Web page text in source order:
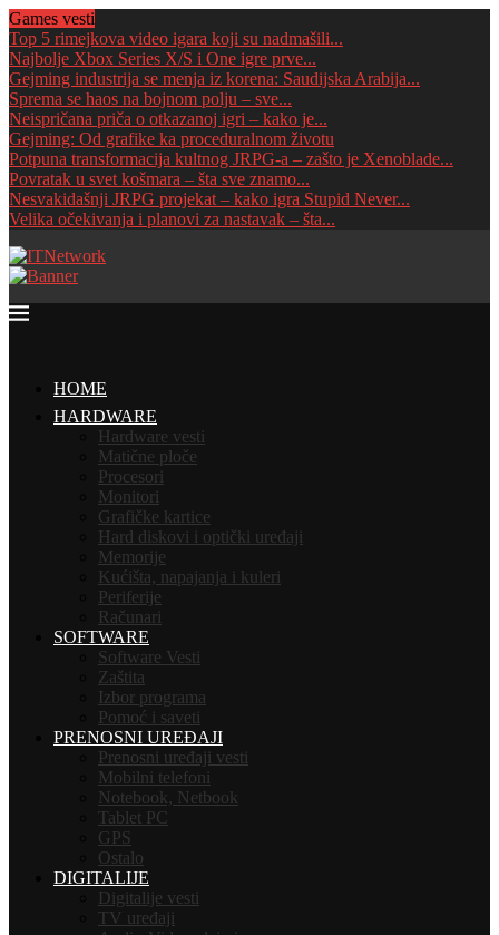
Games vesti
Top 5 rimejkova video igara koji su nadmašili...
Najbolje Xbox Series X/S i One igre prve...
Gejming industrija se menja iz korena: Saudijska Arabija...
Sprema se haos na bojnom polju – sve...
Neispričana priča o otkazanoj igri – kako je...
Gejming: Od grafike ka proceduralnom životu
Potpuna transformacija kultnog JRPG-a – zašto je Xenoblade...
Povratak u svet košmara – šta sve znamo...
Nesvakidašnji JRPG projekat – kako igra Stupid Never...
Velika očekivanja i planovi za nastavak – šta...
HOME
HARDWARE
Hardware vesti
Matične ploče
Procesori
Monitori
Grafičke kartice
Hard diskovi i optički uređaji
Memorije
Kućišta, napajanja i kuleri
Periferije
Računari
SOFTWARE
Software Vesti
Zaštita
Izbor programa
Pomoć i saveti
PRENOSNI UREĐAJI
Prenosni uređaji vesti
Mobilni telefoni
Notebook, Netbook
Tablet PC
GPS
Ostalo
DIGITALIJE
Digitalije vesti
TV uređaji